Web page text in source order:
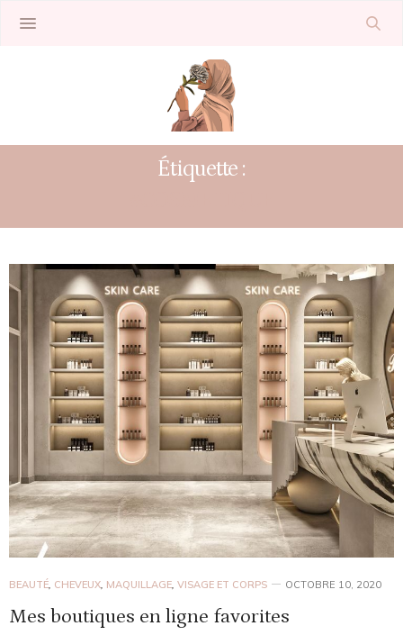
Étiquette :
BEAUTÉ CHEVEUX MAQUILLAGE VISAGE ET CORPS OCTOBRE 10, 2020
Mes boutiques en ligne favorites